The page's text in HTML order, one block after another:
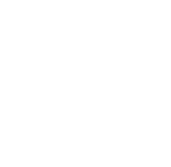
Extrahieren Sie
Formulare